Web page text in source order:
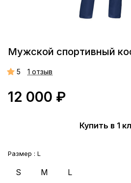
Мужской спортивный
5 1 отзыв
12 000 ₽
Купить в 1
Размер : L
S M L